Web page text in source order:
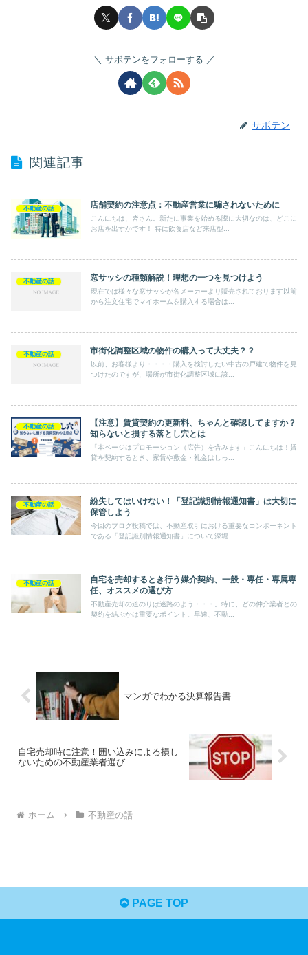
サボテンをフォローする
サボテン
関連記事
不動産の話 店舗契約の注意点：不動産営業に騙されないために
こんにちは、皆さん。新たに事業を始める際に大切なのは、どこに
お店を出すかです！ 特に飲食店など来店型...
不動産の話 窓サッシの種類解説！理想の一つを見つけよう
現在では様々な窓サッシが各メーカーより販売されております以前
から注文住宅でマイホームを購入する場合は...
不動産の話 市街化調整区域の物件の購入って大丈夫？？
以前、お客様より・・・・購入を検討したい中古の戸建て物件を見
つけたのですが、場所が市街化調整区域に該...
不動産の話
【注意】賃貸契約の更新料、ちゃんと確認してますか？
知らないと損する落とし穴とは
「本ページはプロモーション（広告）を含みます」こんにちは！賃
貸を契約するとき、家賃や敷金・礼金はしっ...
不動産の話
紛失してはいけない！「登記識別情報通知書」は大切に
保管しよう
今回のブログ投稿では、不動産取引における重要なコンポーネント
である「登記識別情報通知書」について深堀...
不動産の話
自宅を売却するとき行う媒介契約、一般・専任・専属専
任、オススメの選び方
不動産売却の道のりは迷路のよう・・・。特に、どの仲介業者との
契約を結ぶかは重要なポイント。早速、不動...
マンガでわかる決算報告書
自宅売却時に注意！囲い込みによる損し
ないための不動産業者選び
ホーム 不動産の話
PAGE TOP